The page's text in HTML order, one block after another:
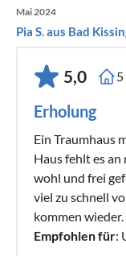
Mai 2024
Pia S. aus Bad
5,0 5
Erholung
Ein Traumhaus
Haus fehlt es an
wohl und frei
viel zu schnell
kommen wieder.
Empfohlen für: